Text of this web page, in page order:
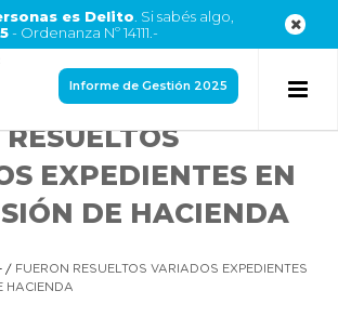
es Delito . Si sabés algo,
- Ordenanza Nº 14111.-
Informe de Gestión 2025
EXPEDIENTES EN
DE HACIENDA
/ FUERON RESUELTOS VARIADOS EXPEDIENTES
HACIENDA